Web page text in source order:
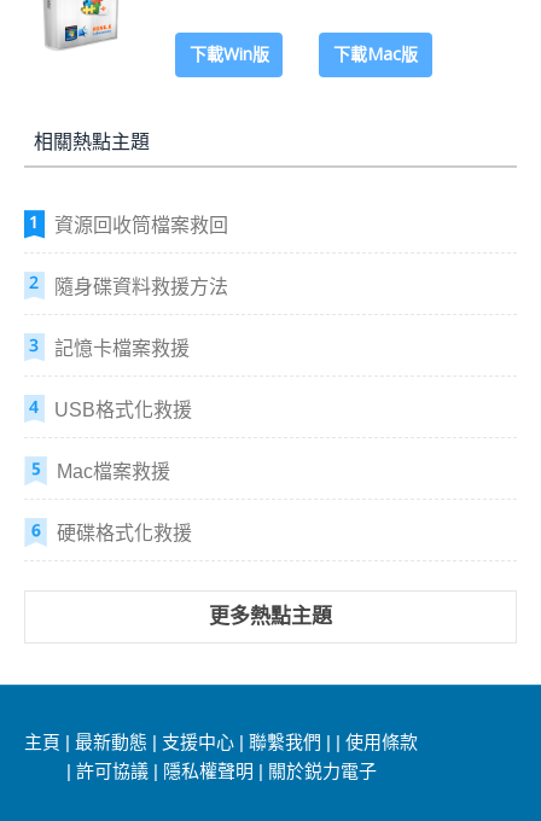
下載Win版 下載Mac版
相關熱點主題
資源回收筒檔案救回
隨身碟資料救援方法
記憶卡檔案救援
USB格式化救援
Mac檔案救援
硬碟格式化救援
更多熱點主題
主頁 |最新動態 | 支援中心 |聯繫我們 | |使用條款
| 許可協議| 隱私權聲明 | 關於鋭力電子